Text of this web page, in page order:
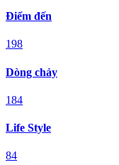
Điểm đến
198
Dòng chảy
184
Life Style
84